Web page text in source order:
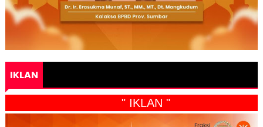
IKLAN
" IKLAN "